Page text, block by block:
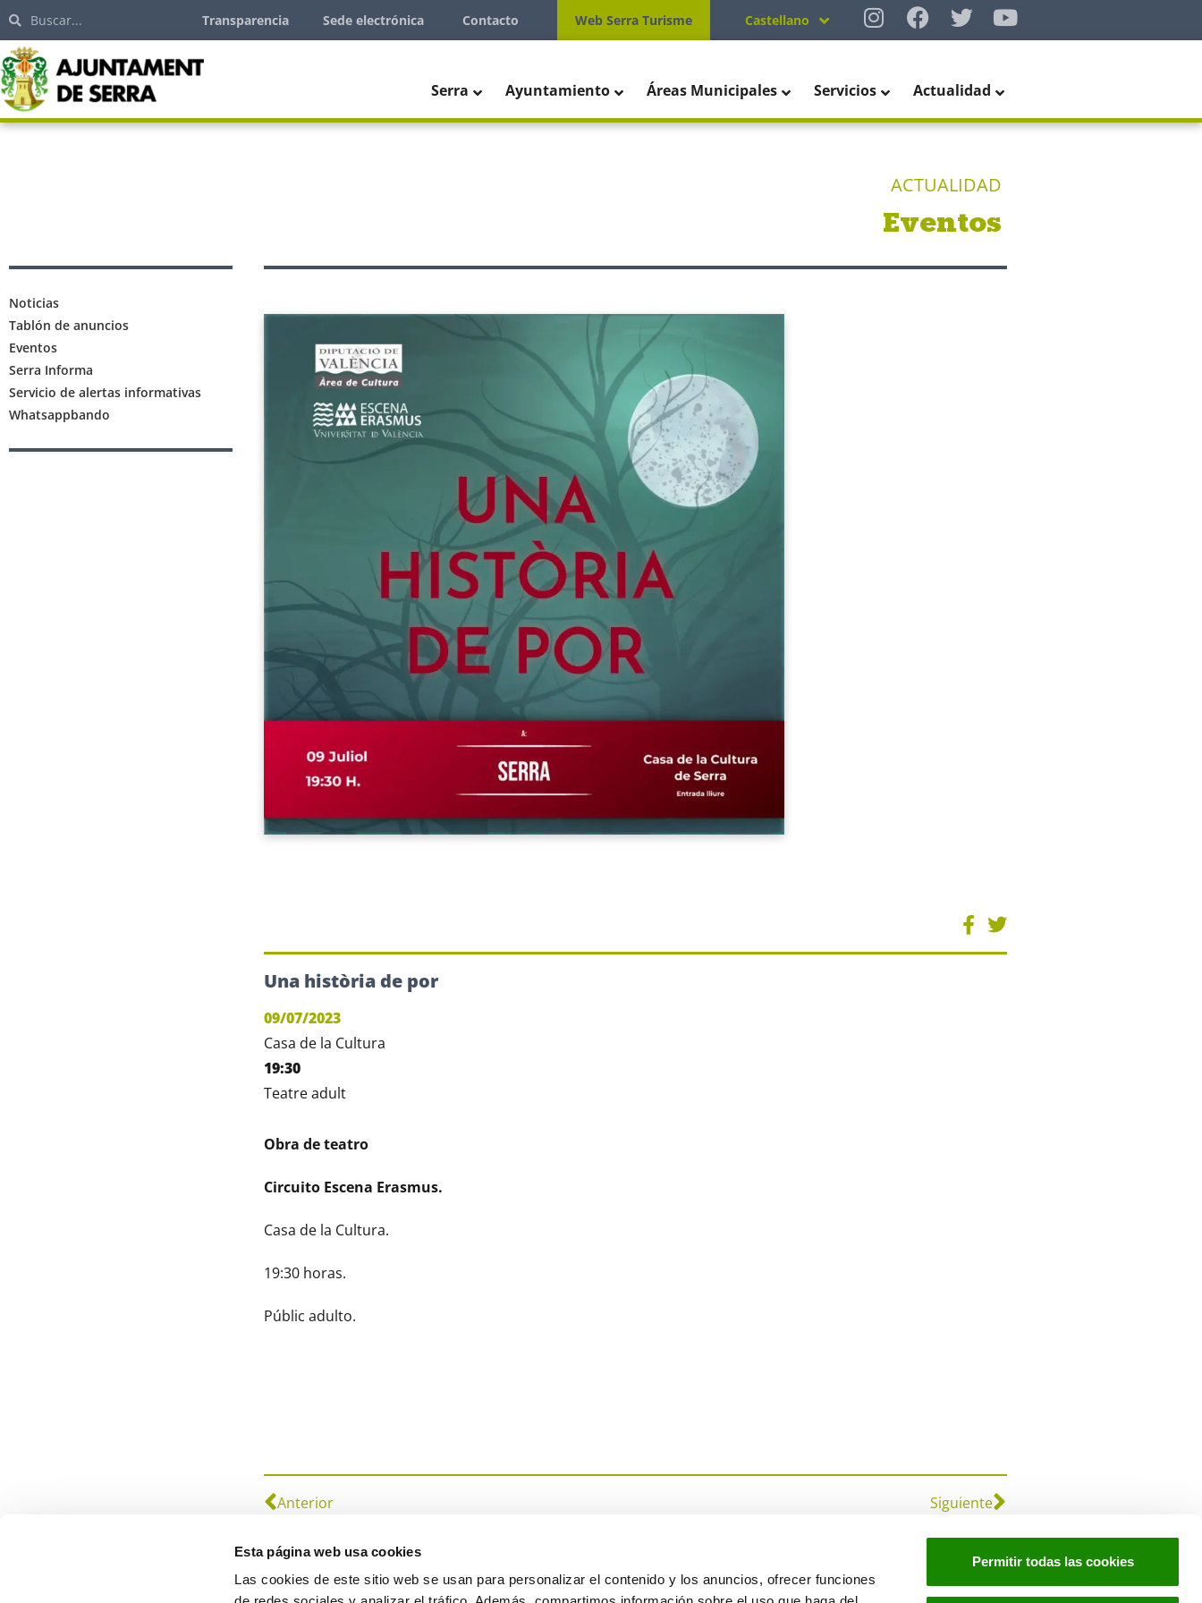
Esta página web usa cookies
Las cookies de este sitio web se usan para personalizar el contenido y los anuncios, ofrecer funciones
Permitir todas las cookies
Transparencia Sede electrónica Contacto Web Serra Turisme Castellano
Serra Ayuntamiento Áreas Municipales Servicios Actualidad
ACTUALIDAD
Eventos
Noticias
Tablón de anuncios
Eventos
Serra Informa
Servicio de alertas informativas
Whatsappbando
Una història de por
09/07/2023
Casa de la Cultura
19:30
Teatre adult
Obra de teatro
Circuito Escena Erasmus.
Casa de la Cultura.
19:30 horas.
Públic adulto.
Anterior Siguiente